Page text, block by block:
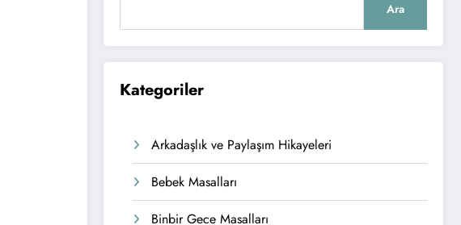
Ara
Kategoriler
Arkadaşlık ve Paylaşım Hikayeleri
Bebek Masalları
Binbir Gece Masalları